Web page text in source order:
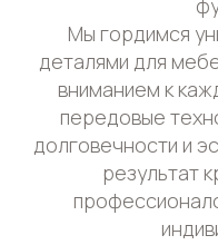
Мы гордимся
деталями для
вниманием к
передовые
долговечности и
результат